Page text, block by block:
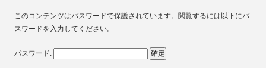
このコンテンツはパスワードで保護されています。閲覧するには以下にパ
スワードを入力してください。
パスワード: